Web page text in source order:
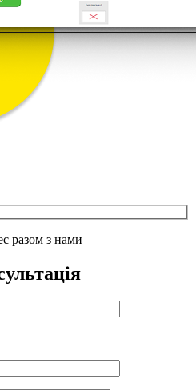
разом з нами